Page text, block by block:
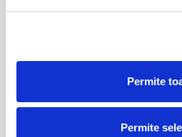
Permite
Permite